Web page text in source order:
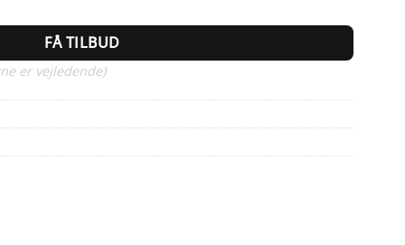
FÅ TILBUD
er vejledende)